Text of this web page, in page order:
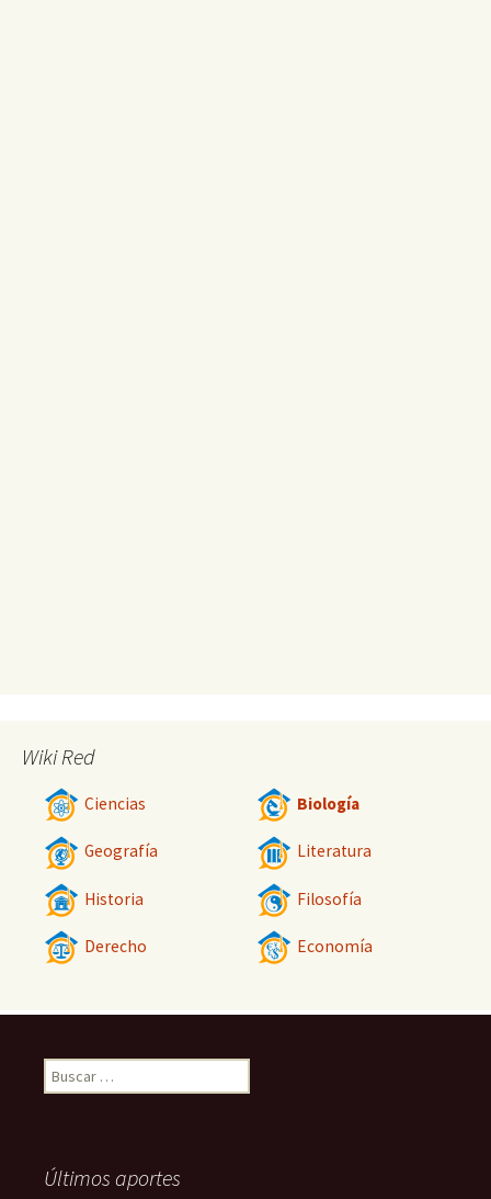
Wiki Red
Ciencias Biología
Geografía Literatura
Historia Filosofía
Derecho Economía
Buscar:
Últimos aportes